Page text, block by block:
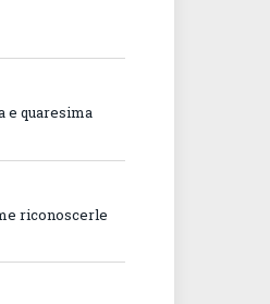
e quaresima
riconoscerle